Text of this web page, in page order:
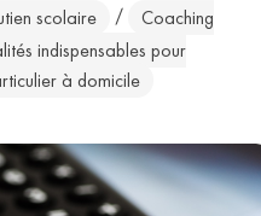
scolaire /
Coaching
indispensables pour
à domicile